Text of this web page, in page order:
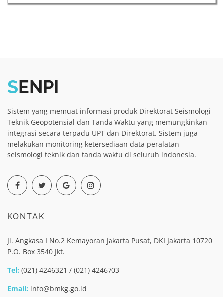
SENPI
Sistem yang memuat informasi produk Direktorat Seismologi
Teknik Geopotensial dan Tanda Waktu yang memungkinkan
integrasi secara terpadu UPT dan Direktorat. Sistem juga
melakukan monitoring ketersediaan data peralatan
seismologi teknik dan tanda waktu di seluruh indonesia.
KONTAK
Jl. Angkasa I No.2 Kemayoran Jakarta Pusat, DKI Jakarta 10720
P.O. Box 3540 Jkt.
Tel: (021) 4246321 / (021) 4246703
Email: info@bmkg.go.id